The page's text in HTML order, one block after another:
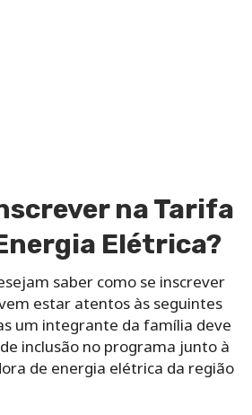
na Tarifa
Elétrica?
saber como se inscrever
estar atentos às seguintes
um integrante da família deve
inclusão no programa junto à
de energia elétrica da região